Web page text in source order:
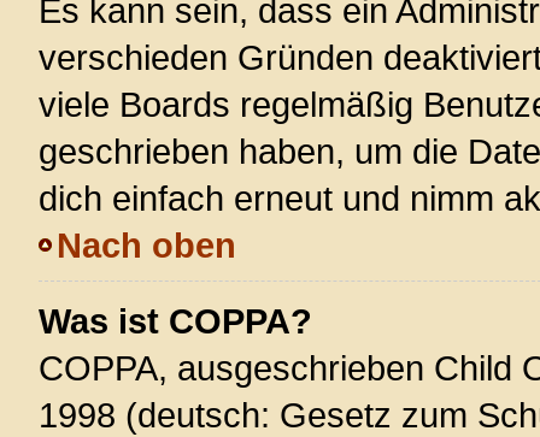
Es kann sein, dass ein
verschieden Gründen
viele Boards regelmäßig
geschrieben haben, um die
dich einfach erneut und nimm
Nach oben
Was ist COPPA?
COPPA, ausgeschrieben Child
1998 (deutsch: Gesetz zum